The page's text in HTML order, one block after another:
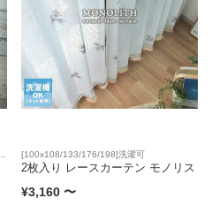
[100x108/133/176/198]洗濯可
2枚入り レースカーテン モノリス
¥3,160 〜